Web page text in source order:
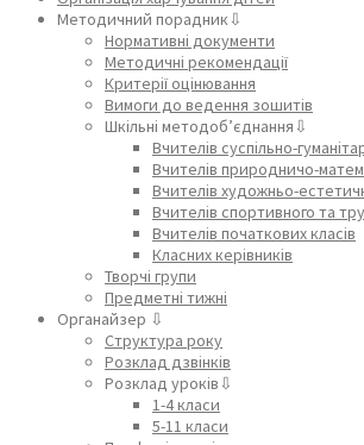
Методичний порадник⇩
Нормативні документи
Методичні рекомендації
Критерії оцінювання
Вимоги до ведення зошитів
Шкільні методоб’єднання⇩
Вчителів суспільно-
Вчителів природничо-
Вчителів художньо-
Вчителів спортивного та
Вчителів початкових класів
Класних керівників
Творчі групи
Предметні тижні
Органайзер ⇩
Структура року
Розклад дзвінків
Розклад уроків⇩
1-4 класи
5-11 класи